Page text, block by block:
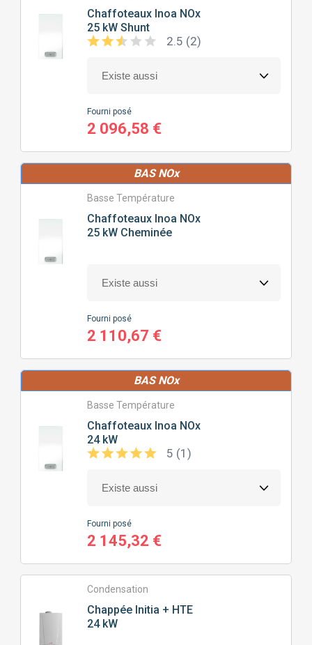
Chaffoteaux Inoa NOx
25 kW Shunt
2.5 (2)
Fourni posé
2 096,58 €
BAS NOx
Basse Température
Chaffoteaux Inoa NOx
25 kW Cheminée
Fourni posé
2 110,67 €
BAS NOx
Basse Température
Chaffoteaux Inoa NOx
24 kW
5 (1)
Fourni posé
2 145,32 €
Condensation
Chappée Initia + HTE
24 kW